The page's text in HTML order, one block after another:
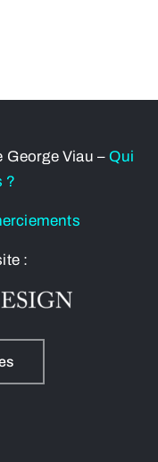
George Viau – Qui
?
: